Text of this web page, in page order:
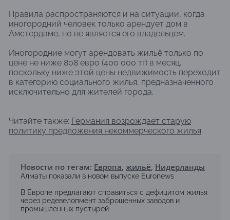
Правила распространяются и на ситуации, когда
иногородний человек только арендует дом в
Амстердаме, но не является его владельцем.
Иногородние могут арендовать жильё только по
цене не ниже 808 евро (400 000 тг) в месяц,
поскольку ниже этой цены недвижимость переходит
в категорию социального жилья, предназначенного
исключительно для жителей города.
Читайте также: Германия возрождает старую
политику предложения некоммерческого жилья
Новости по тегам: Европа, жильё, Нидерланды
Алматы показали в новом выпуске Euronews
В Европе предлагают справиться с дефицитом жилья
через редевелопмент заброшенных заводов и
промышленных пустырей